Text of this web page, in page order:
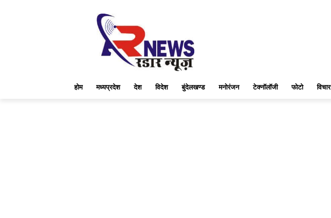
होम मध्यप्रदेश देश विदेश बुंदेलखण्ड मनोरंजन टेक्नॉलॉजी फोटो विचार